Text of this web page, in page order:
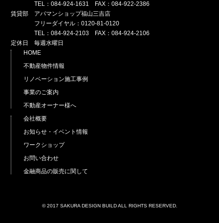
TEL：084-924-1631 FAX：084-922-2386
賃貸部 アパマンショップ福山三吉店
フリーダイヤル：0120-81-0120
TEL：084-924-2103 FAX：084-924-2106
定休日 毎週水曜日
HOME
不動産物件情報
リノベーション施工事例
事業のご案内
不動産オーナー様へ
会社概要
お知らせ・イベント情報
ワークショップ
お問い合わせ
金融商品の販売に関して
© 2017 SAKURA DESIGN BUILD ALL RIGHTS RESERVED.